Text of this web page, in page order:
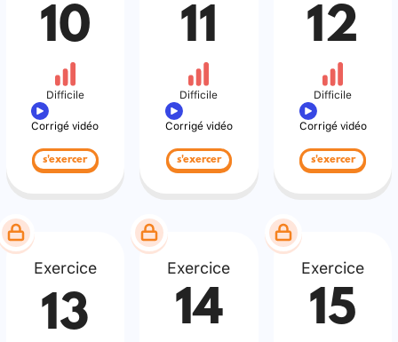
10
Difficile
Corrigé vidéo
s'exercer
11
Difficile
Corrigé vidéo
s'exercer
12
Difficile
Corrigé vidéo
s'exercer
Exercice
13
Exercice
14
Exercice
15